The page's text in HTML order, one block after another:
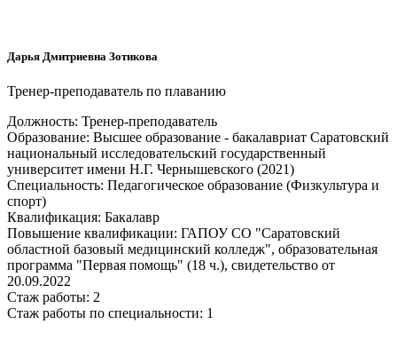
Дарья Дмитриевна Зотикова
Тренер-преподаватель по плаванию
Должность: Тренер-преподаватель
Образование: Высшее образование - бакалавриат Саратовский
национальный исследовательский государственный
университет имени Н.Г. Чернышевского (2021)
Специальность: Педагогическое образование (Физкультура и
спорт)
Квалификация: Бакалавр
Повышение квалификации: ГАПОУ СО "Саратовский
областной базовый медицинский колледж", образовательная
программа "Первая помощь" (18 ч.), свидетельство от
20.09.2022
Стаж работы: 2
Стаж работы по специальности: 1